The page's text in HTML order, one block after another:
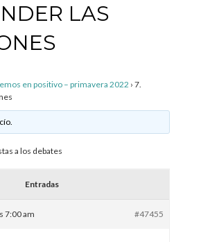
LAS
en positivo – primavera 2022 › 7.
a los debates
Entradas
7:00 am #47455